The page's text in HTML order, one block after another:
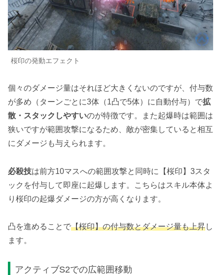
桜印の発動エフェクト
個々のダメージ量はそれほど大きくないのですが、付与数
が多め（ターンごとに3体（1凸で5体）に自動付与）で拡
散・スタックしやすいのが特徴です。また起爆時は範囲は
狭いですが範囲攻撃になるため、敵が密集していると相互
にダメージも与えられます。
必殺技は前方10マスへの範囲攻撃と同時に【桜印】3スタ
ックを付与して即座に起爆します。こちらはスキル本体よ
り桜印の起爆ダメージの方が高くなります。
凸を進めることで【桜印】の付与数とダメージ量も上昇し
ます。
アクティブS2での広範囲移動